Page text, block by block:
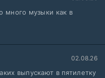
2 серия
LostFilm
много музыки как в
02.08.26
выпускают в пятилетку